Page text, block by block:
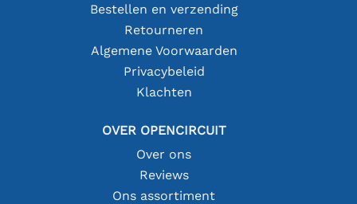
Bestellen en verzending
Retourneren
Algemene Voorwaarden
Privacybeleid
Klachten
OVER OPENCIRCUIT
Over ons
Reviews
Ons assortiment